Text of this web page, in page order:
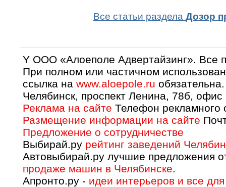
Все статьи раздела Дозор
Y OOO «Алоеполе Адвертайзинг».
При полном или частичном
ссылка на www.aloepole.ru обязательна.
Челябинск, проспект Ленина, 78б, офис
Реклама на сайте Телефон рекламного
Размещение информации на сайте
Предложение о сотрудничестве
Выбирай.ру рейтинг заведений
Автовыбирай.ру лучшие предложения
продаже машин в Челябинске.
Апронто.ру - идеи интерьеров и все